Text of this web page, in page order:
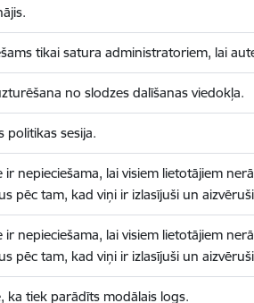
tikai satura administratoriem, lai
no slodzes dalīšanas viedokļa.
politikas sesija.
ir nepieciešama, lai visiem lietotājiem
pēc tam, kad viņi ir izlasījuši un
ir nepieciešama, lai visiem lietotājiem
pēc tam, kad viņi ir izlasījuši un
ka tiek parādīts modālais logs.